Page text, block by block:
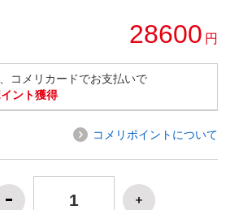
28600 円
コメリカードでお支払いで
ント獲得
コメリポイントについて